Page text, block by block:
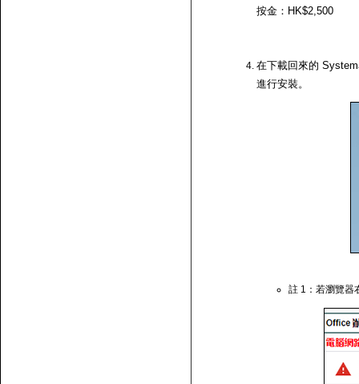
按金：HK$2,500
在下載回來的
進行安裝。
註 1：若瀏覽器